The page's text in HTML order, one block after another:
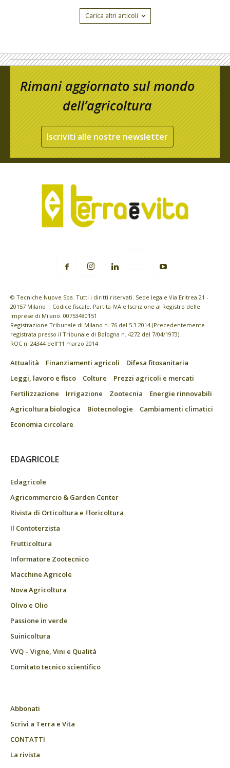
Carica altri articoli
Rimani aggiornato sul mondo
dell’agricoltura
Iscriviti alle nostre newsletter
© Tecniche Nuove Spa. Tutti i diritti riservati. Sede legale Via Eritrea 21 -
20157 Milano | Codice fiscale, Partita IVA e Iscrizione al Registro delle
imprese di Milano: 00753480151
Registrazione Tribunale di Milano n. 76 del 5.3.2014 (Precedentemente
registrata presso il Tribunale di Bologna n. 4272 del 7/04/1973)
ROC n. 24344 dell’11 marzo 2014
Attualità Finanziamenti agricoli
Difesa fitosanitaria
Leggi, lavoro e fisco
Colture
Prezzi agricoli e mercati
Fertilizzazione
Irrigazione Zootecnia
Energie rinnovabili
Agricoltura biologica
Biotecnologie
Cambiamenti climatici
Economia circolare
EDAGRICOLE
Edagricole
Agricommercio & Garden Center
Rivista di Orticoltura e Floricoltura
Il Contoterzista
Frutticoltura
Informatore Zootecnico
Macchine Agricole
Nova Agricoltura
Olivo e Olio
Passione in verde
Suinicoltura
VVQ – Vigne, Vini e Qualità
Comitato tecnico scientifico
Abbonati
Scrivi a Terra e Vita
CONTATTI
La rivista